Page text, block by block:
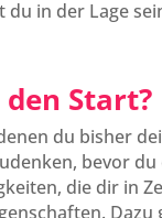
in der Lage
Start?
du bisher
bevor
die dir in